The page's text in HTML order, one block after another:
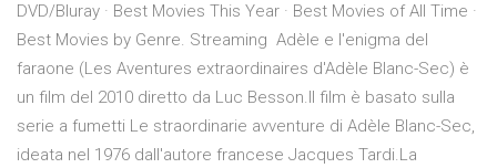
DVD/Bluray · Best Movies This Year · Best Movies of All Time ·
Best Movies by Genre. Streaming Adèle e l'enigma del
faraone (Les Aventures extraordinaires d'Adèle Blanc-Sec) è
un film del 2010 diretto da Luc Besson.Il film è basato sulla
serie a fumetti Le straordinarie avventure di Adèle Blanc-Sec,
ideata nel 1976 dall'autore francese Jacques Tardi.La